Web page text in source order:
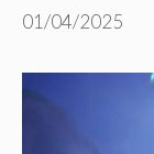
01/04/2025